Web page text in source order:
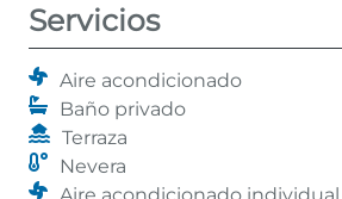
Servicios
Aire acondicionado
Baño privado
Terraza
Nevera
Aire acondicionado individual